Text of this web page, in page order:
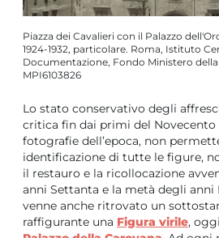
Piazza dei Cavalieri con il Palazzo
1924-1932, particolare. Roma, Istituto
Documentazione, Fondo Ministero
MPI6103826
Lo stato conservativo degli
critica fin dai primi del
fotografie dell’epoca, non
identificazione di tutte le figure,
il restauro e la ricollocazione
anni Settanta e la metà degli anni
venne anche ritrovato un
raffigurante una Figura virile,